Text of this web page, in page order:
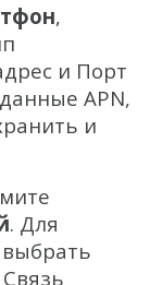
,
и Порт
APN,
и
. Для